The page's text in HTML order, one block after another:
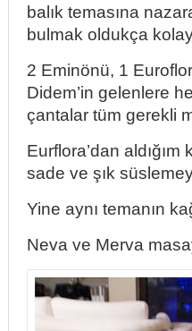
balık temasına
bulmak oldukça
2 Eminönü, 1
Didem’in gelenlere
çantalar tüm gerekli
Eurflora’dan
sade ve şık
Yine aynı temanın
Neva ve Merva